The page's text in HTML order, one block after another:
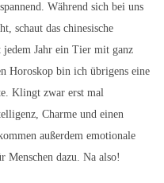
Während sich bei uns
schaut das chinesische
jedem Jahr ein Tier mit ganz
Horoskop bin ich übrigens eine
Klingt zwar erst mal
Charme und einen
außerdem emotionale
Menschen dazu. Na also!